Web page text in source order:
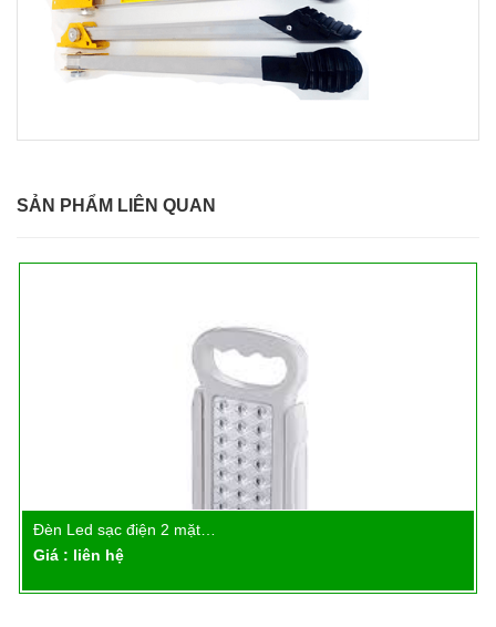
SẢN PHẨM LIÊN QUAN
Đèn Led sạc điện 2 mặt…
Giá : liên hệ